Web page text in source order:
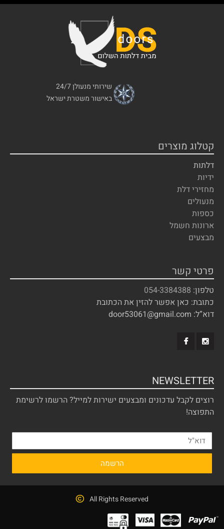
שירותי מנעולן 24/7
באישור משטרת ישראל
קטלוג מוצרים
דלתות
ידיות
מחזירי דלת
מנעולים
כספות
ארונות חשמל
מבצעים
פרטי קשר
טלפון: 054-3384388
כתובת: כאן אפשר להזין את הכתובת
דוא”ל: door53061@gmail.com
NEWSLETTER
רוצים לקבל עדכונים ומבצעים ישירות למייל? הרשמו לרשימת
התפוצה!
All Rights Reserved